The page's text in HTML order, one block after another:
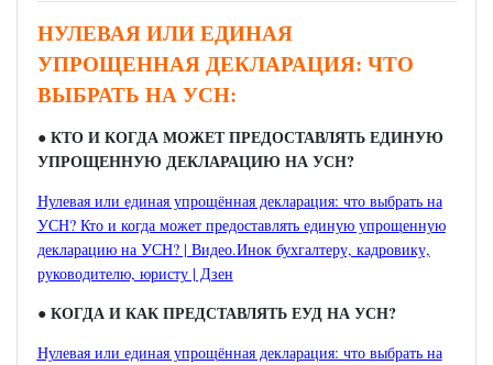
НУЛЕВАЯ ИЛИ ЕДИНАЯ
УПРОЩЕННАЯ ДЕКЛАРАЦИЯ: ЧТО
ВЫБРАТЬ НА УСН:
● КТО И КОГДА МОЖЕТ ПРЕДОСТАВЛЯТЬ ЕДИНУЮ
УПРОЩЕННУЮ ДЕКЛАРАЦИЮ НА УСН?
Нулевая или единая упрощённая декларация: что выбрать на
УСН? Кто и когда может предоставлять единую упрощенную
декларацию на УСН? | Видео.Инок бухгалтеру, кадровику,
руководителю, юристу | Дзен
● КОГДА И КАК ПРЕДСТАВЛЯТЬ ЕУД НА УСН?
Нулевая или единая упрощённая декларация: что выбрать на